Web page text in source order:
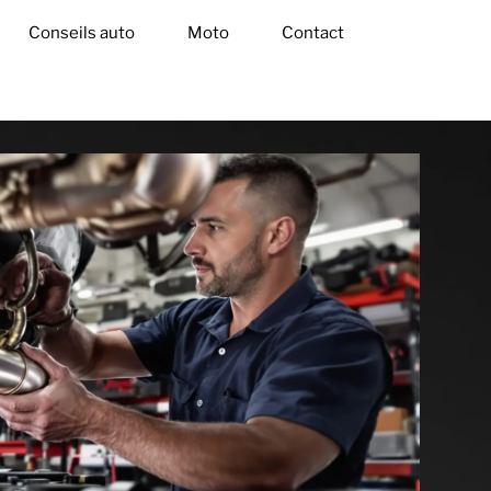
Conseils auto Moto Contact